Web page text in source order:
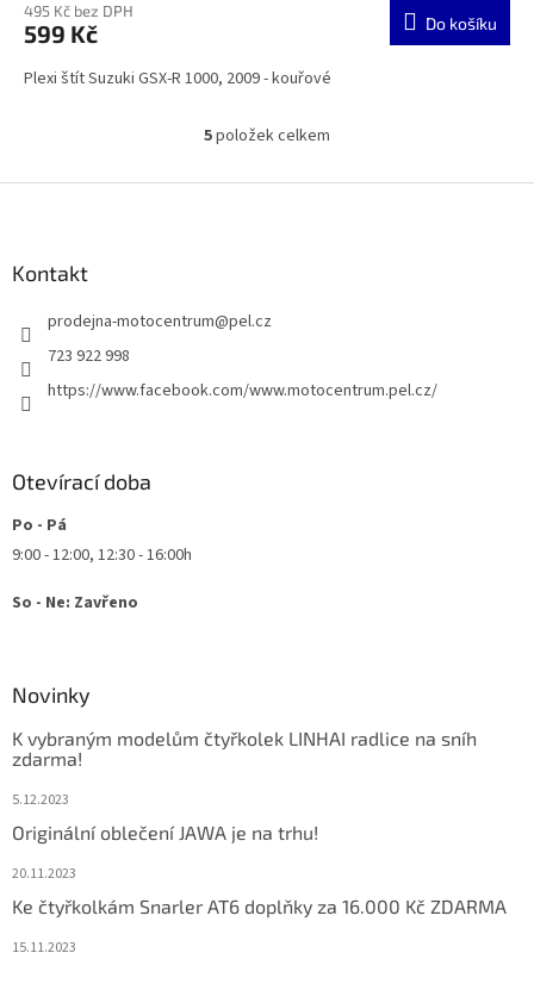
495 Kč bez DPH
599 Kč Do košíku
Plexi štít Suzuki GSX-R 1000, 2009 - kouřové
O
l
p
k
5položek celkem
Kontakt
prodejna-motocentrum@pel.cz
723 922 998
https://www.facebook.com/www.motocentrum.pel.cz/
Otevírací doba
Po - Pá
9:00 - 12:00, 12:30 - 16:00h
So - Ne: Zavřeno
Novinky
K vybraným modelům čtyřkolek LINHAI radlice na sníh
zdarma!
5.12.2023
Originální oblečení JAWA je na trhu!
20.11.2023
Ke čtyřkolkám Snarler AT6 doplňky za 16.000 Kč ZDARMA
15.11.2023